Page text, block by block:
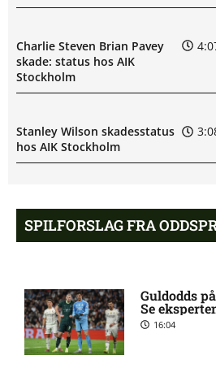
Charlie Steven Brian Pavey
skade: status hos AIK
Stockholm
Stanley Wilson skadesstatus
hos AIK Stockholm
Hurtado misser kamp for FC
København
1. Division – AaB mod Kolding
IF: Optakt [2026/08/09]
Jay-Roy Jornell Grot ude med
SPILFORSLAG FRA
Guldodds
Se
16:04